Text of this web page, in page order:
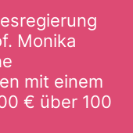
Monika
mit einem
€ über 100